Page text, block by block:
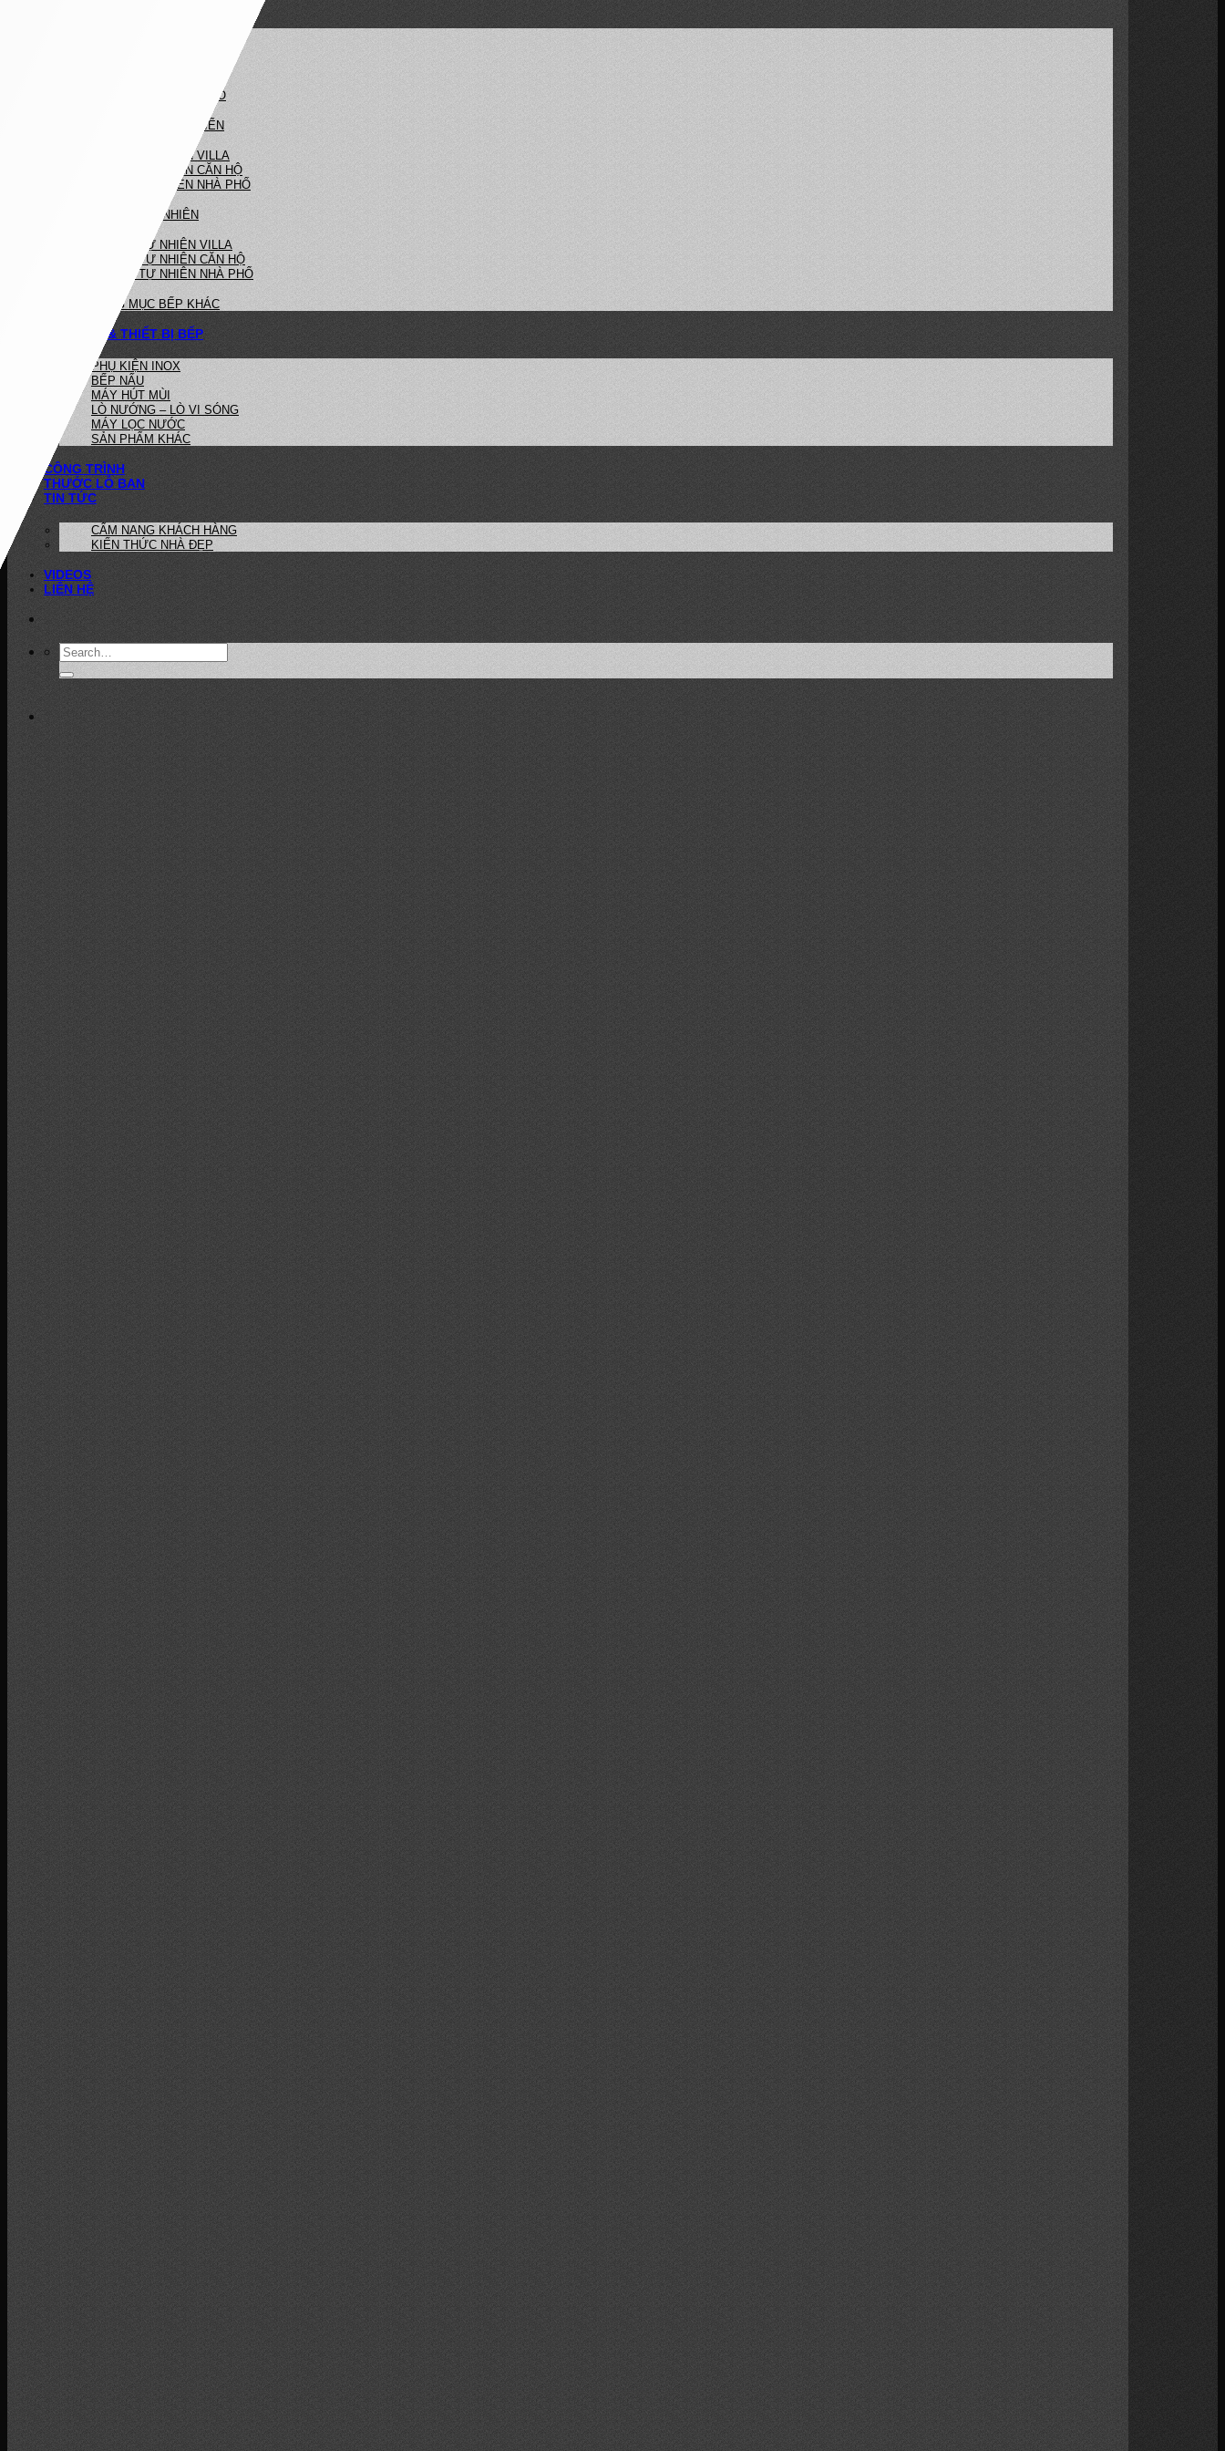
BẾP HIỆN ĐẠI NHÀ PHỐ
NHÀ BẾP TÂN CỔ ĐIỂN
BẾP TÂN CỔ ĐIỂN VILLA
BẾP TÂN CỔ ĐIỂN CĂN HỘ
BẾP TÂN CỔ ĐIỂN NHÀ PHỐ
BẾP GỖ TỰ NHIÊN
BẾP GỖ TỰ NHIÊN VILLA
BẾP GỖ TỰ NHIÊN CĂN HỘ
BẾP GỖ TỰ NHIÊN NHÀ PHỐ
HẠNG MỤC BẾP KHÁC
PHỤ KIỆN & THIẾT BỊ BẾP
PHỤ KIỆN INOX
BẾP NẤU
MÁY HÚT MÙI
LÒ NƯỚNG – LÒ VI SÓNG
MÁY LỌC NƯỚC
SẢN PHẨM KHÁC
CÔNG TRÌNH
THƯỚC LỖ BAN
TIN TỨC
CẨM NANG KHÁCH HÀNG
KIẾN THỨC NHÀ ĐẸP
VIDEOS
LIÊN HỆ